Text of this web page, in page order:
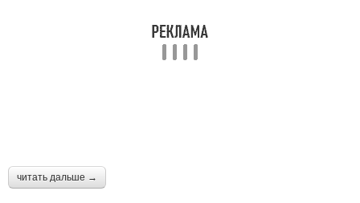
читать дальше →